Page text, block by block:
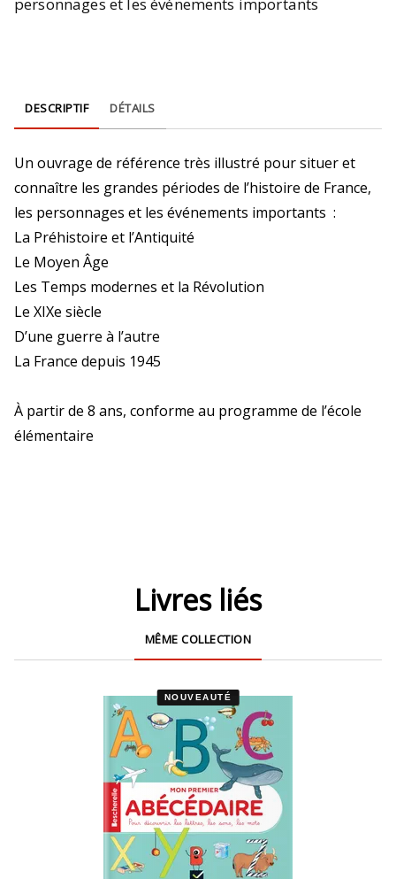
DESCRIPTIF DÉTAILS
Un ouvrage de référence très illustré pour situer et
connaître les grandes périodes de l’histoire de France,
les personnages et les événements importants :
La Préhistoire et l’Antiquité
Le Moyen Âge
Les Temps modernes et la Révolution
Le XIXe siècle
D’une guerre à l’autre
La France depuis 1945
À partir de 8 ans, conforme au programme de l’école
élémentaire
Livres liés
MÊME COLLECTION
NOUVEAUTÉ